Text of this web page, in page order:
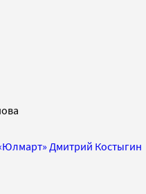
Дмитрий Костыгин